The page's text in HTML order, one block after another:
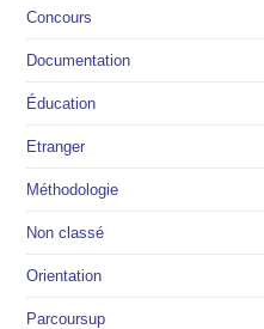
Concours
Documentation
Éducation
Etranger
Méthodologie
Non classé
Orientation
Parcoursup